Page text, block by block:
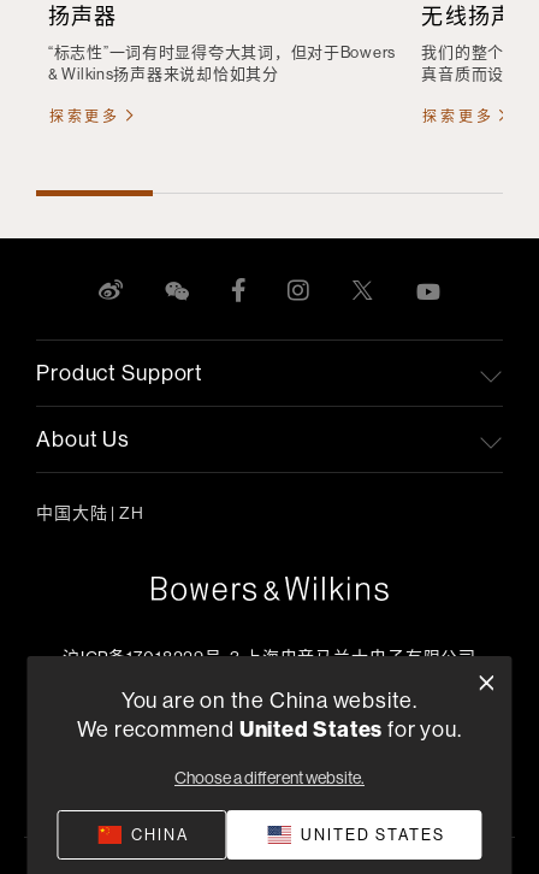
扬声器
“标志性”一词有时显得夸大其词，但对于Bowers
& Wilkins扬声器来说却恰如其分
探索更多
无线扬声器
我们的整个无
真音质而设计
探索更多
Product Support
About Us
中国大陆 | ZH
沪ICP备17018229号-3 上海电音马兰士电子有限公司
+86 400-621-0886
工作日上午09:00 ~ 17:45
查找零售商
You are on the China website.
We recommend United States for you.
Choose a different website.
CHINA UNITED STATES